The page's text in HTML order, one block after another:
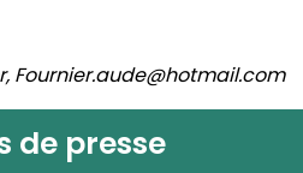
Fournier.aude@hotmail.com
de presse